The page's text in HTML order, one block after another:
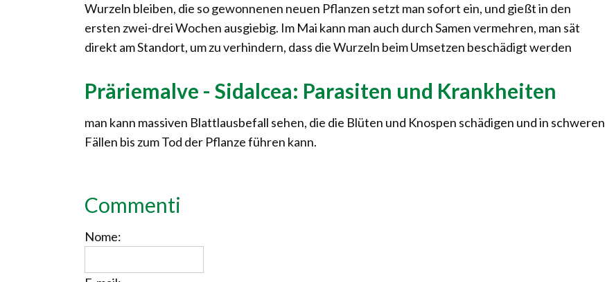
Wurzeln bleiben, die so gewonnenen neuen Pflanzen setzt man sofort ein, und gießt in den
ersten zwei-drei Wochen ausgiebig. Im Mai kann man auch durch Samen vermehren, man sät
direkt am Standort, um zu verhindern, dass die Wurzeln beim Umsetzen beschädigt werden
Präriemalve - Sidalcea: Parasiten und Krankheiten
man kann massiven Blattlausbefall sehen, die die Blüten und Knospen schädigen und in schweren
Fällen bis zum Tod der Pflanze führen kann.
Commenti
Nome: